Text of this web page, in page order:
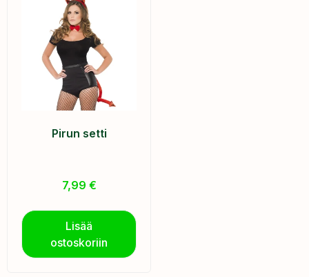
Pirun setti
7,99 €
Lisää
ostoskoriin